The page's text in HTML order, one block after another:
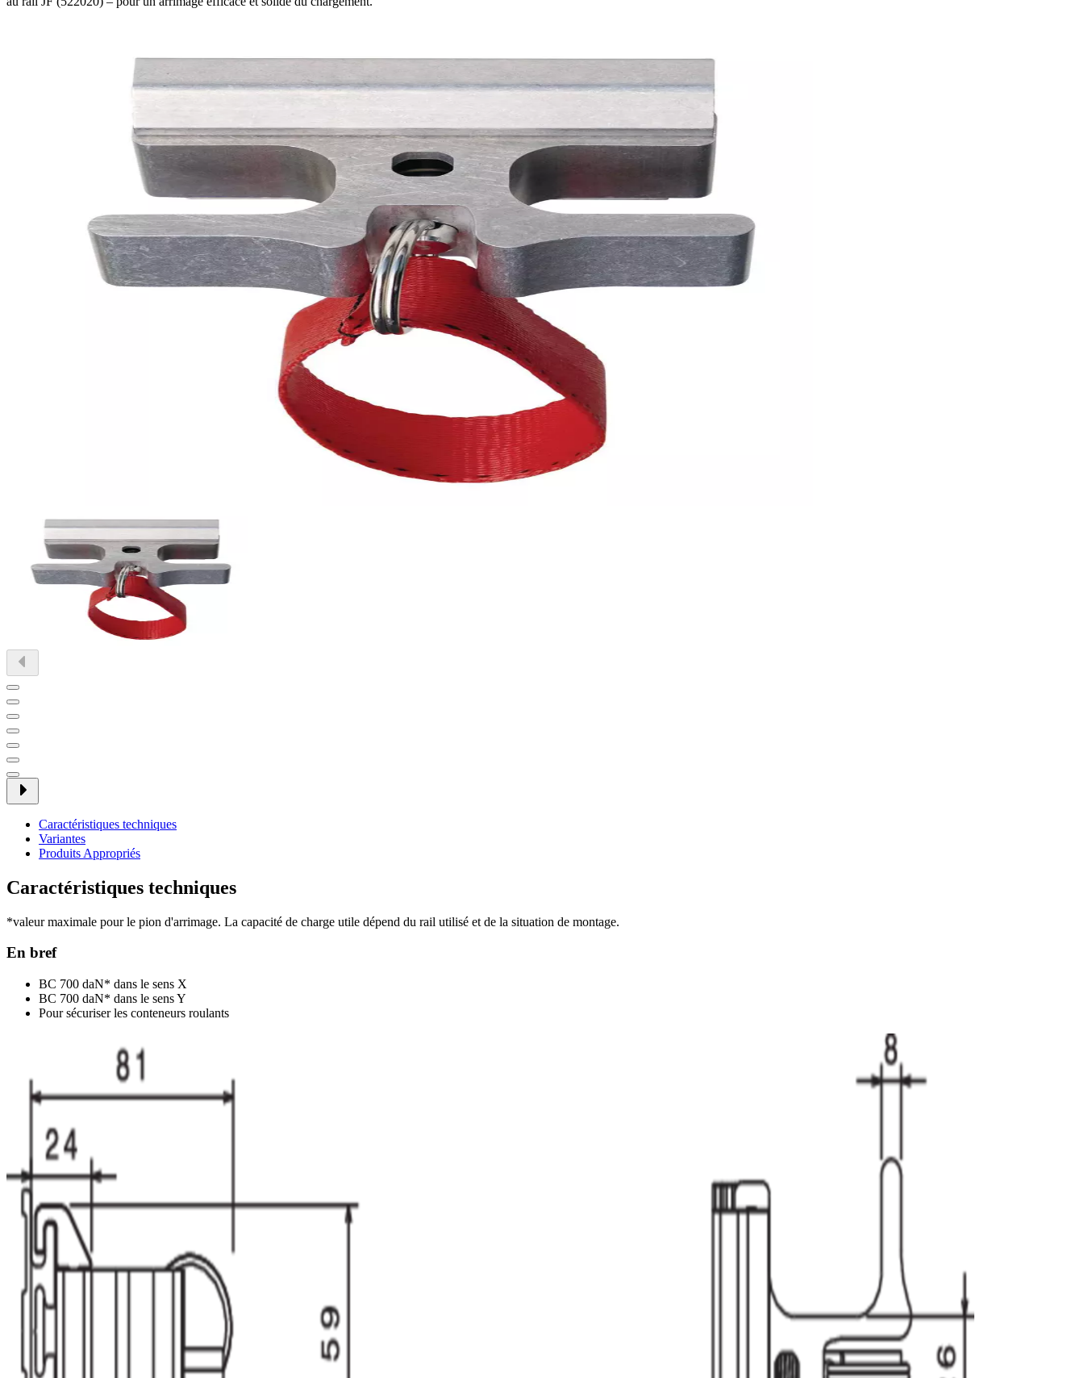
Caractéristiques techniques
Variantes
Produits Appropriés
Caractéristiques techniques
*valeur maximale pour le pion d'arrimage. La capacité de charge utile dépend du rail utilisé et de la situation de montage.
En bref
BC 700 daN* dans le sens X
BC 700 daN* dans le sens Y
Pour sécuriser les conteneurs roulants